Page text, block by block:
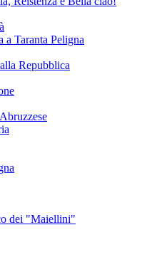
a Taranta Peligna
Repubblica
dei "Maiellini"